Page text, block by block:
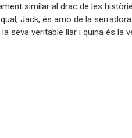
similar al drac de les
Jack, és amo de la serradora
seva veritable llar i quina és la